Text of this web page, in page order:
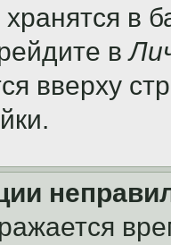
в
в
вверху